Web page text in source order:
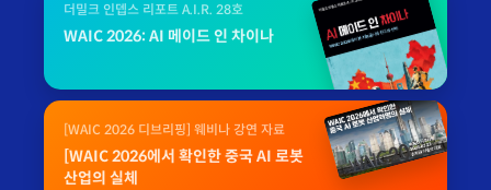
더밀크 인뎁스 리포트 A.I.R. 28호
WAIC 2026: AI 메이드 인 차이나
[WAIC 2026 디브리핑] 웨비나 강연 자료
[WAIC 2026에서 확인한 중국 AI 로봇
산업의 실체